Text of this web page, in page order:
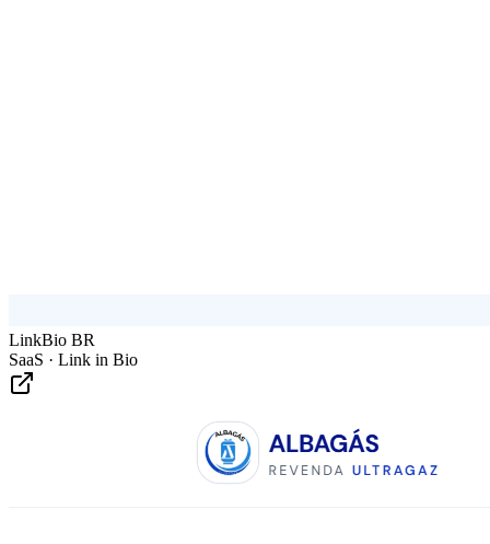
LinkBio BR
SaaS · Link in Bio